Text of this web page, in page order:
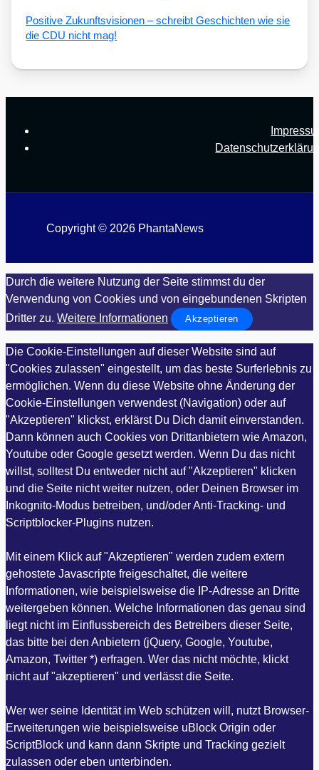
Posi­ti­ve Zukunfts­vi­sio­nen – schreibt Geschich­ten wie sie
die CDU nicht mag!
Copyright © 2026 PhantaNews
Durch die weitere Nutzung der Seite stimmst du der
Verwendung von Cookies und von eingebundenen Skripten
Dritter zu. Weitere Informationen Akzeptieren
Die Cookie-Einstellungen auf dieser Website sind auf
"Cookies zulassen" eingestellt, um das beste Surferlebnis zu
ermöglichen. Wenn du diese Website ohne Änderung der
Cookie-Einstellungen verwendest (Navigation) oder auf
"Akzeptieren" klickst, erklärst Du Dich damit einverstanden.
Dann können auch Cookies von Drittanbietern wie Amazon,
Youtube oder Google gesetzt werden. Wenn Du das nicht
willst, solltest Du entweder nicht auf "Akzeptieren" klicken
und die Seite nicht weiter nutzen, oder Deinen Browser im
Inkognito-Modus betreiben, und/oder Anti-Tracking- und
Scriptblocker-Plugins nutzen.
Mit einem Klick auf "Akzeptieren" werden zudem extern
gehostete Javascripte freigeschaltet, die weitere
Informationen, wie beispielsweise die IP-Adresse an Dritte
weitergeben können. Welche Informationen das genau sind
liegt nicht im Einflussbereich des Betreibers dieser Seite,
das bitte bei den Anbietern (jQuery, Google, Youtube,
Amazon, Twitter *) erfragen. Wer das nicht möchte, klickt
nicht auf "akzeptieren" und verlässt die Seite.
Wer wer seine Identität im Web schützen will, nutzt Browser-
Erweiterungen wie beispielsweise uBlock Origin oder
ScriptBlock und kann dann Skripte und Tracking gezielt
zulassen oder eben unterbinden.